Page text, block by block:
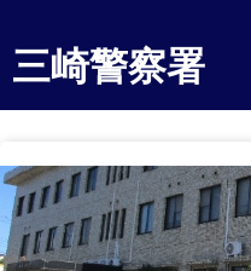
三崎警察署